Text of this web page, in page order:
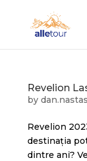
Revelion
by
Revelion
destinația
dintre ani?